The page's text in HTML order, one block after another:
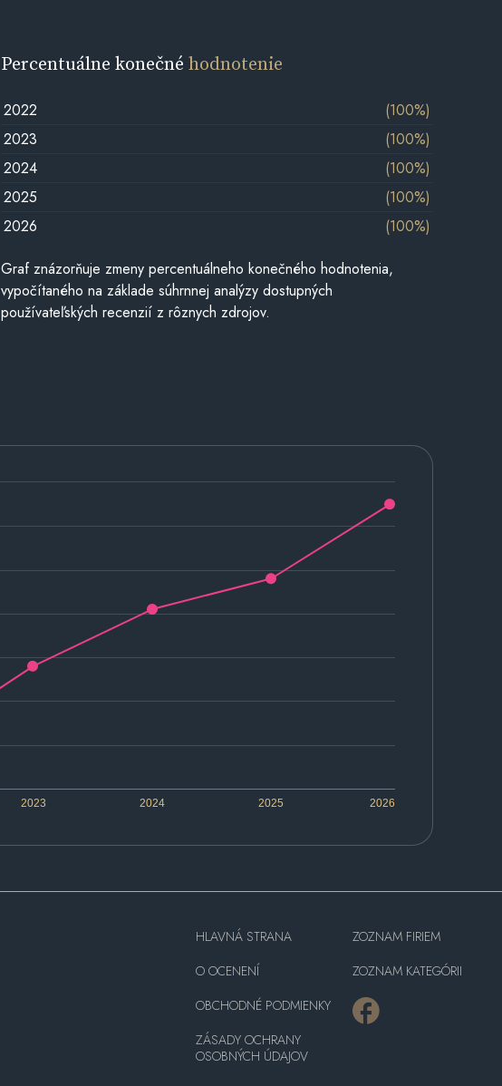
Percentuálne konečnéhodnotenie
2022
(100%)
2023
(100%)
2024
(100%)
2025
(100%)
2026
(100%)
Graf znázorňuje zmeny percentuálneho konečného hodnotenia,
vypočítaného na základe súhrnnej analýzy dostupných
používateľských recenzií z rôznych zdrojov.
2023 2024 2025 2026
HLAVNÁ STRANA
O OCENENÍ
OBCHODNÉ PODMIENKY
ZÁSADY OCHRANY
OSOBNÝCH ÚDAJOV
ZOZNAM FIRIEM
ZOZNAM KATEGÓRII